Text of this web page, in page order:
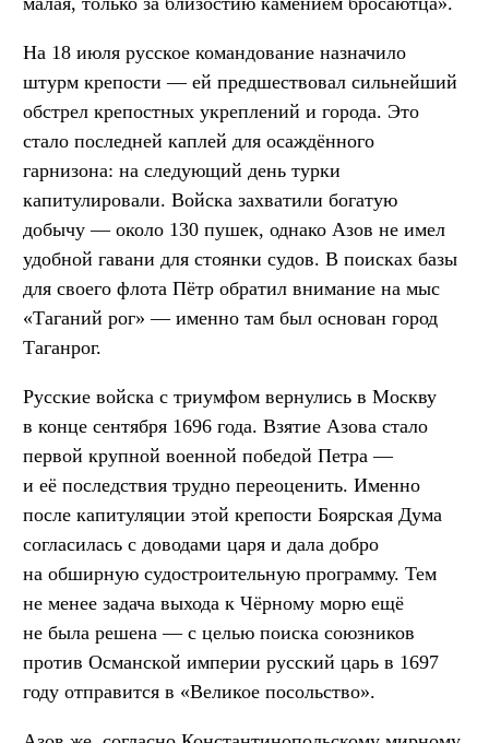
На 18 июля русское командование назначило
штурм крепости — ей предшествовал сильнейший
обстрел крепостных укреплений и города. Это
стало последней каплей для осаждённого
гарнизона: на следующий день турки
капитулировали. Войска захватили богатую
добычу — около 130 пушек, однако Азов не имел
удобной гавани для стоянки судов. В поисках базы
для своего флота Пётр обратил внимание на мыс
«Таганий рог» — именно там был основан город
Таганрог.
Русские войска с триумфом вернулись в Москву
в конце сентября 1696 года. Взятие Азова стало
первой крупной военной победой Петра —
и её последствия трудно переоценить. Именно
после капитуляции этой крепости Боярская Дума
согласилась с доводами царя и дала добро
на обширную судостроительную программу. Тем
не менее задача выхода к Чёрному морю ещё
не была решена — с целью поиска союзников
против Османской империи русский царь в 1697
году отправится в «Великое посольство».